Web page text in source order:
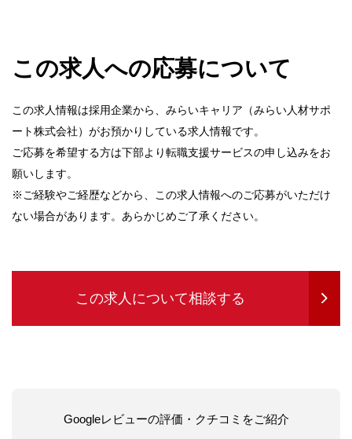
この求人への応募について
この求人情報は採用企業から、みらいキャリア（みらい人材サポ
ート株式会社）がお預かりしている求人情報です。
ご応募を希望する方は下部より転職支援サービスの申し込みをお
願いします。
※ご経験やご経歴などから、この求人情報へのご応募がいただけ
ない場合があります。あらかじめご了承ください。
この求人について相談する
Googleレビューの評価・クチコミをご紹介